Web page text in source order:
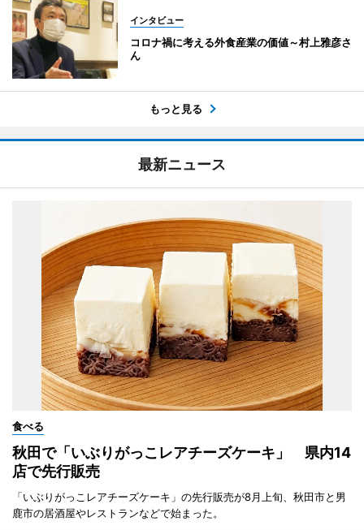
インタビュー
コロナ禍に考える外食産業の価値～村上雅彦さ
ん
もっと見る
最新ニュース
食べる
秋田で「いぶりがっこレアチーズケーキ」 県内14
店で先行販売
「いぶりがっこレアチーズケーキ」の先行販売が8月上旬、秋田市と男
鹿市の居酒屋やレストランなどで始まった。